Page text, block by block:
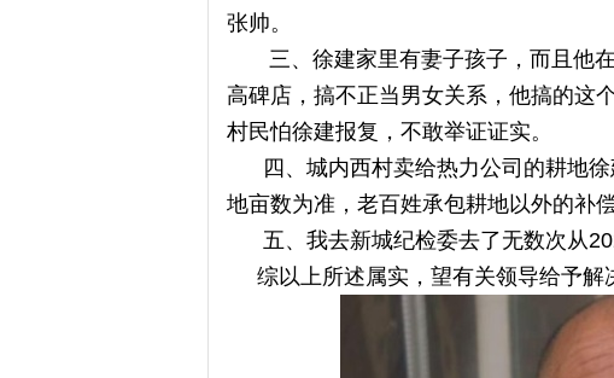
张帅。
三、徐建家里有妻子孩子，而且他在
高碑店，搞不正当男女关系，他搞的这
村民怕徐建报复，不敢举证证实。
四、城内西村卖给热力公司的耕地徐
地亩数为准，老百姓承包耕地以外的补
五、我去新城纪检委去了无数次从
综以上所述属实，望有关领导给予解